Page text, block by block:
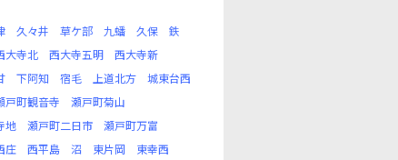
久々井 草ケ部 九蟠 久保
鉄
大寺北 西大寺五明
西大寺新
下阿知 宿毛 上道北方
城東台西
戸町観音寺
瀬戸町菊山
地 瀬戸町二日市
瀬戸町万富
庄 西平島 沼 東片岡
東幸西